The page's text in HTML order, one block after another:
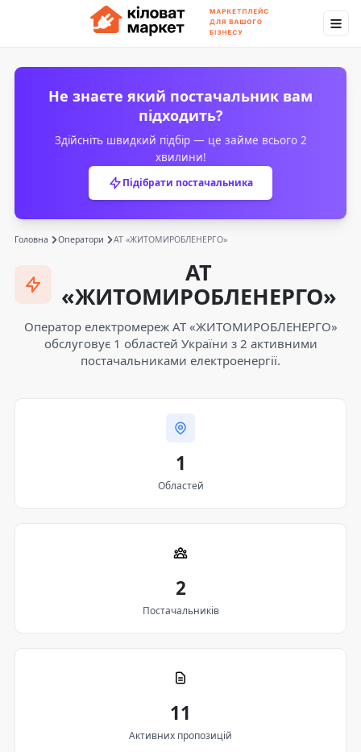
Не знаєте який постачальник вам
підходить?
Здійсніть швидкий підбір — це займе всього 2
хвилини!
Підібрати постачальника
Головна Оператори АТ «ЖИТОМИРОБЛЕНЕРГО»
АТ
«ЖИТОМИРОБЛЕНЕРГО»
Оператор електромереж АТ «ЖИТОМИРОБЛЕНЕРГО»
обслуговує 1 областей України з 2 активними
постачальниками електроенергії.
1
Областей
2
Постачальників
11
Активних пропозицій